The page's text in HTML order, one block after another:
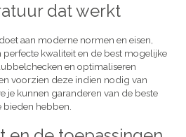
dat werkt
aan moderne normen en eisen,
kwaliteit en de best mogelijke
en optimaliseren
voorzien deze indien nodig van
je kunnen garanderen van de beste
bieden hebben.